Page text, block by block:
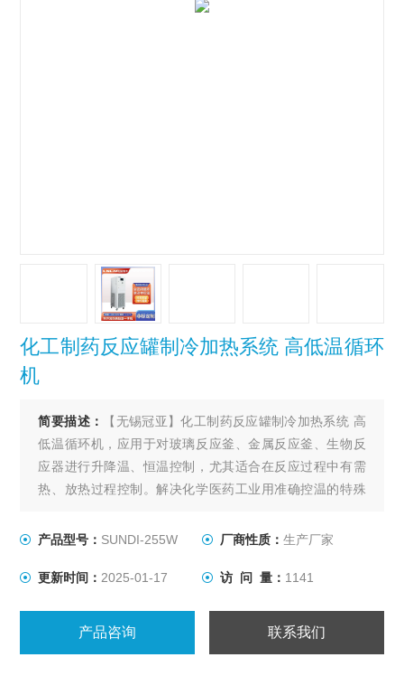
化工制药反应罐制冷加热系统 高低温循环
机
简要描述：
【无锡冠亚】化工制药反应罐制冷加热系统 高
低温循环机，应用于对玻璃反应釜、金属反应釜、生物反
应器进行升降温、恒温控制，尤其适合在反应过程中有需
热、放热过程控制。解决化学医药工业用准确控温的特殊
程的加热及冷却、恒温系统。
产品型号： SUNDI-255W 厂商性质： 生产厂家
更新时间： 2025-01-17 访 问 量： 1141
产品咨询 联系我们